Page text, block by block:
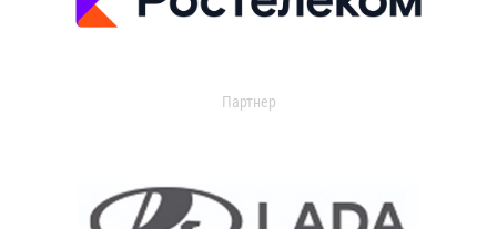
Партнер